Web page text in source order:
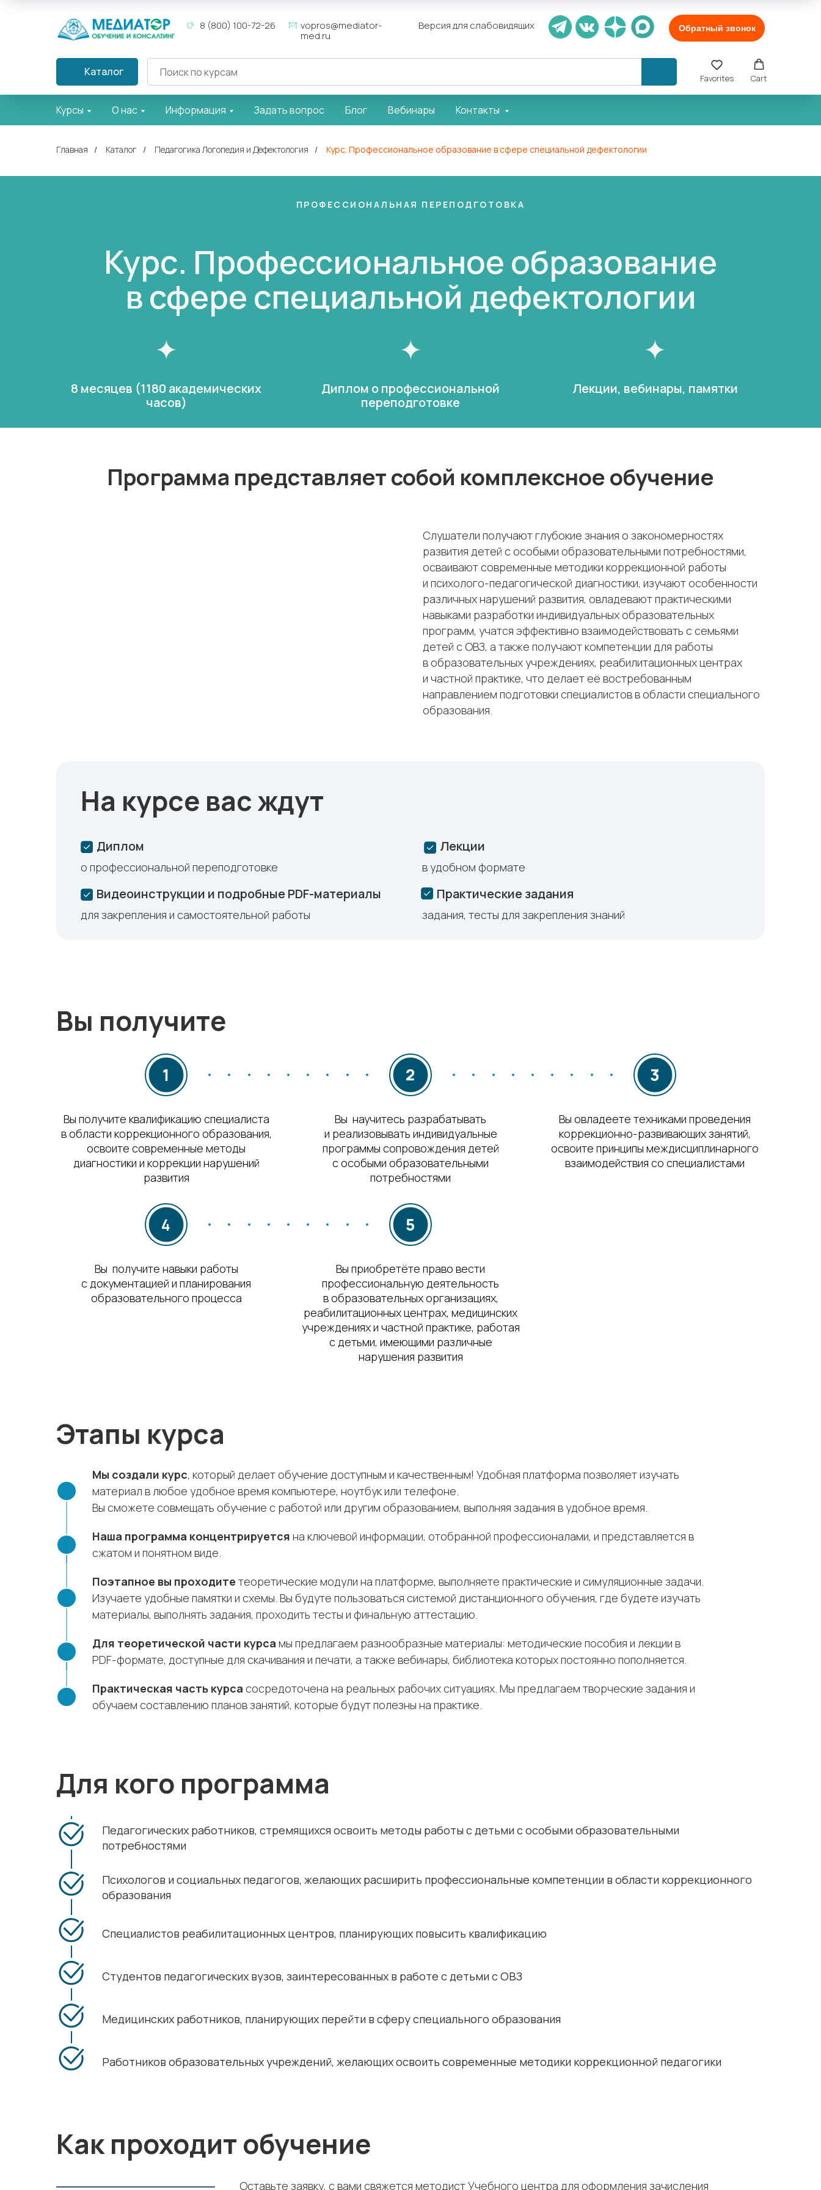
Версия для слабовидящих Обратный звонок
8 (800) 100-72-26
vopros@mediator-
med.ru
Каталог Favorites Cart
Курсы О нас Информация Задать вопрос Блог Вебинары Контакты
Главная / Каталог / Педагогика Логопедия и Дефектология / Курс. Профессиональное образование в сфере специальной дефектологии
ПРОФЕССИОНАЛЬНАЯ ПЕРЕПОДГОТОВКА
Курс. Профессиональное образование
в сфере специальной дефектологии
8 месяцев (1180 академических
часов)
Диплом о профессиональной
переподготовке
Лекции, вебинары, памятки
Программа представляет собой комплексное обучение
Слушатели получают глубокие знания о закономерностях
развития детей с особыми образовательными потребностями,
осваивают современные методики коррекционной работы
и психолого-педагогической диагностики, изучают особенности
различных нарушений развития, овладевают практическими
навыками разработки индивидуальных образовательных
программ, учатся эффективно взаимодействовать с семьями
детей с ОВЗ, а также получают компетенции для работы
в образовательных учреждениях, реабилитационных центрах
и частной практике, что делает её востребованным
направлением подготовки специалистов в области специального
образования.
На курсе вас ждут
Лекции
Практические задания
Видеоинструкции и подробные PDF-материалы
Диплом
для закрепления и самостоятельной работы
в удобном формате
задания, тесты для закрепления знаний
о профессиональной переподготовке
Вы получите
Вы получите квалификацию специалиста
в области коррекционного образования,
освоите современные методы
диагностики и коррекции нарушений
развития
Вы научитесь разрабатывать
и реализовывать индивидуальные
программы сопровождения детей
с особыми образовательными
потребностями
Вы овладеете техниками проведения
коррекционно-развивающих занятий,
освоите принципы междисциплинарного
взаимодействия со специалистами
Вы получите навыки работы
с документацией и планирования
образовательного процесса
Вы приобретёте право вести
профессиональную деятельность
в образовательных организациях,
реабилитационных центрах, медицинских
учреждениях и частной практике, работая
с детьми, имеющими различные
нарушения развития
Этапы курса
Мы создали курс, который делает обучение доступным и качественным! Удобная платформа позволяет изучать
материал в любое удобное время компьютере, ноутбук или телефоне.
Вы сможете совмещать обучение с работой или другим образованием, выполняя задания в удобное время.
Наша программа концентрируется на ключевой информации, отобранной профессионалами, и представляется в
сжатом и понятном виде.
Поэтапное вы проходите теоретические модули на платформе, выполняете практические и симуляционные задачи.
Изучаете удобные памятки и схемы. Вы будуте пользоваться системой дистанционного обучения, где будете изучать
материалы, выполнять задания, проходить тесты и финальную аттестацию.
Для теоретической части курса мы предлагаем разнообразные материалы: методические пособия и лекции в
PDF-формате, доступные для скачивания и печати, а также вебинары, библиотека которых постоянно пополняется.
Практическая часть курса сосредоточена на реальных рабочих ситуациях. Мы предлагаем творческие задания и
обучаем составлению планов занятий, которые будут полезны на практике.
Для кого программа
Педагогических работников, стремящихся освоить методы работы с детьми с особыми образовательными
потребностями
Психологов и социальных педагогов, желающих расширить профессиональные компетенции в области коррекционного
образования
Специалистов реабилитационных центров, планирующих повысить квалификацию
Студентов педагогических вузов, заинтересованных в работе с детьми с ОВЗ
Медицинских работников, планирующих перейти в сферу специального образования
Работников образовательных учреждений, желающих освоить современные методики коррекционной педагогики
Как проходит обучение
Оставьте заявку, с вами свяжется методист Учебного центра для оформления зачисления